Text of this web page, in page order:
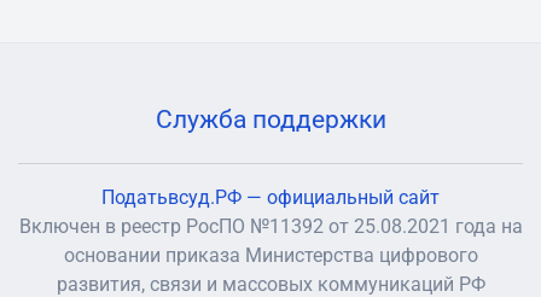
Служба поддержки
Податьвсуд.РФ — официальный сайт
Включен в реестр РосПО №11392 от 25.08.2021 года на
основании приказа Министерства цифрового
развития, связи и массовых коммуникаций РФ